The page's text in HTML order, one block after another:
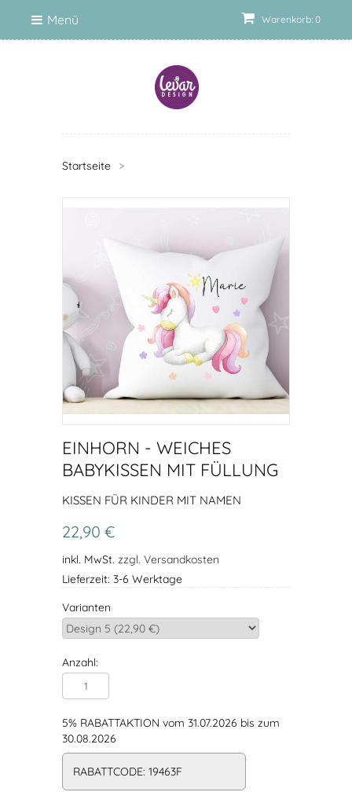
Warenkorb: 0
Menü
Startseite >
EINHORN - WEICHES
BABYKISSEN MIT FÜLLUNG
KISSEN FÜR KINDER MIT NAMEN
22,90 €
inkl. MwSt. zzgl. Versandkosten
Lieferzeit: 3-6 Werktage
Varianten
Anzahl:
5% RABATTAKTION vom 31.07.2026 bis zum
30.08.2026
RABATTCODE: 19463F